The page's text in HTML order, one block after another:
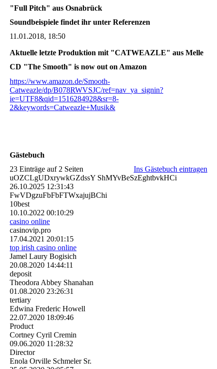
"Full Pitch" aus Osnabrück
Soundbeispiele findet ihr unter Referenzen
11.01.2018, 18:50
Aktuelle letzte Produktion mit "CATWEAZLE" aus Melle
CD "The Smooth" is now out on Amazon
https://www.amazon.de/Smooth-
Catweazle/dp/B078RWVSJC/ref=nav_ya_signin?
ie=UTF8&qid=1516284928&sr=8-
2&keywords=Catweazle+Musik&
Gästebuch
23 Einträge auf 2 Seiten
Ins Gästebuch eintragen
uOZCLgUDxrywkGZdssY ShMYvBeSzEghtbvkHCi
26.10.2025 12:31:43
FwVDgzuFbFbFTWxajujBChi
10best
10.10.2022 00:10:29
casino online
casinovip.pro
17.04.2021 20:01:15
top irish casino online
Jamel Laury Bogisich
20.08.2020 14:44:11
deposit
Theodora Abbey Shanahan
01.08.2020 23:26:31
tertiary
Edwina Frederic Howell
22.07.2020 18:09:46
Product
Cortney Cyril Cremin
09.06.2020 11:28:32
Director
Enola Orville Schmeler Sr.